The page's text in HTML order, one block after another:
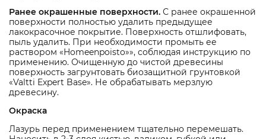
Ранее окрашенные поверхности. С ранее окрашенной
поверхности полностью удалить предыдущее
лакокрасочное покрытие. Поверхность отшлифовать,
пыль удалить. При необходимости промыть ее
раствором «Homeenpoisto»», соблюдая инструкцию по
применению. Очищенную до чистой древесины
поверхность загрунтовать биозащитной грунтовкой
«Valtti Expert Base». Не обрабатывать мерзлую
древесину.
Окраска
Лазурь перед применением тщательно перемешать.